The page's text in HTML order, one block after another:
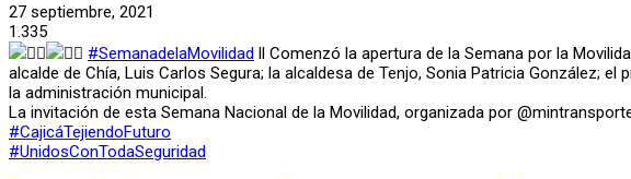
27 septiembre, 2021
1.335
#SemanadelaMovilidad ll Comenzó la apertura de la Semana por la
alcalde de Chía, Luis Carlos Segura; la alcaldesa de Tenjo, Sonia Patricia González;
la administración municipal.
La invitación de esta Semana Nacional de la Movilidad, organizada por
#CajicáTejiendoFuturo
#UnidosConTodaSeguridad